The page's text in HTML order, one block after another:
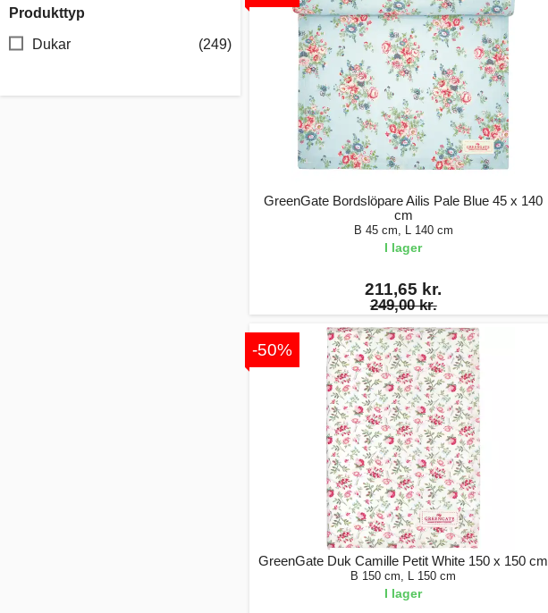
Produkttyp
Dukar (249)
GreenGate Bordslöpare Ailis Pale Blue 45 x 140
cm
B 45 cm, L 140 cm
I lager
211,65 kr.
249,00 kr.
-50%
GreenGate Duk Camille Petit White 150 x 150 cm
B 150 cm, L 150 cm
I lager